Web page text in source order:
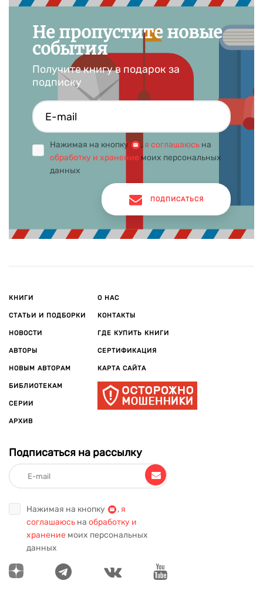
Не пропустите новые
события
Получите книгу в подарок за
подписку
Нажимая на кнопку , я соглашаюсь на
обработку и хранение моих персональных
данных
ПОДПИСАТЬСЯ
КНИГИ
СТАТЬИ И ПОДБОРКИ
НОВОСТИ
АВТОРЫ
НОВЫМ АВТОРАМ
БИБЛИОТЕКАМ
СЕРИИ
АРХИВ
О НАС
КОНТАКТЫ
ГДЕ КУПИТЬ КНИГИ
СЕРТИФИКАЦИЯ
КАРТА САЙТА
Подписаться на рассылку
Нажимая на кнопку , я
соглашаюсь на обработку и
хранение моих персональных
данных